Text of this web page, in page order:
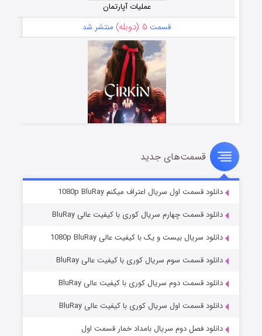
عملیات آپارتمان
قسمت ۵ (دوبله) منتشر شد
سریال زشت
قسمت۲ (زیرنویس) منتشر شد
مردگان متحرک: شهر مرده ۳
قسمت۲ (زیرنویس) منتشر شد
قسمت‌های جدید
دانلود قسمت اول سریال اعتراف میکنم 1080p BluRay
دانلود قسمت چهارم سریال کوری با کیفیت عالی BluRay
دانلود سریال بیست و یک با کیفیت عالی 1080p BluRay
دانلود قسمت سوم سریال کوری با کیفیت عالی BluRay
دانلود قسمت دوم سریال کوری با کیفیت عالی BluRay
دانلود قسمت اول سریال کوری با کیفیت عالی BluRay
دانلود فصل دوم سریال بامداد خمار قسمت اول